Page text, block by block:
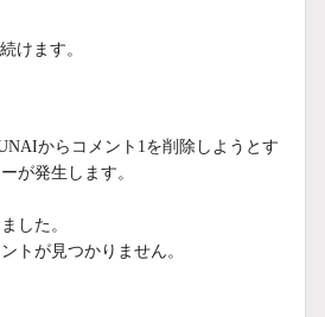
けます。
からコメント1を削除しようとす
が発生します。
した。
トが見つかりません。